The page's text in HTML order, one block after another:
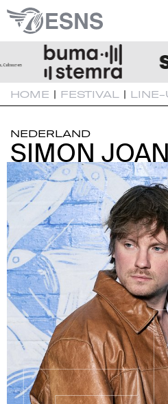
HOME | FESTIVAL | LINE-
NEDERLAND
SIMON
SIMON